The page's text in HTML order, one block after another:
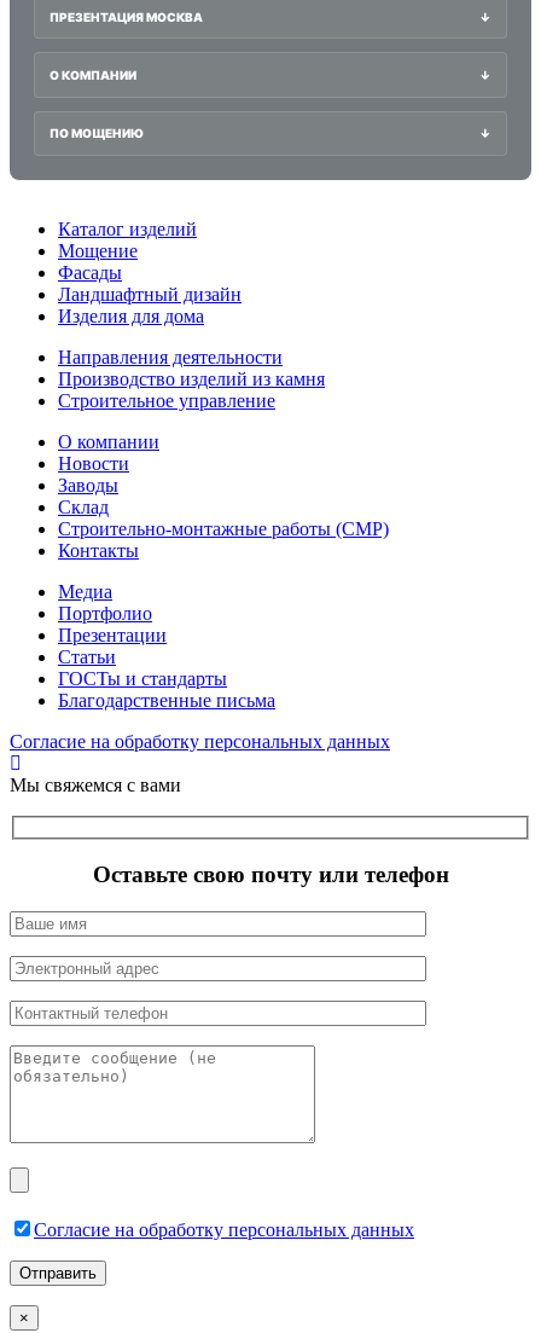
ПРЕЗЕНТАЦИЯ МОСКВА ↓
О КОМПАНИИ ↓
ПО МОЩЕНИЮ ↓
Каталог изделий
Мощение
Фасады
Ландшафтный дизайн
Изделия для дома
Направления деятельности
Производство изделий из камня
Строительное управление
О компании
Новости
Заводы
Склад
Строительно-монтажные работы (СМР)
Контакты
Медиа
Портфолио
Презентации
Статьи
ГОСТы и стандарты
Благодарственные письма
Согласие на обработку персональных данных
Мы свяжемся с вами
Оставьте свою почту или телефон
Согласие на обработку персональных данных
×